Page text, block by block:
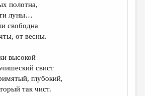
полотна,
луны…
свободна
от весны.
высокой
свист
глубокий,
так чист.